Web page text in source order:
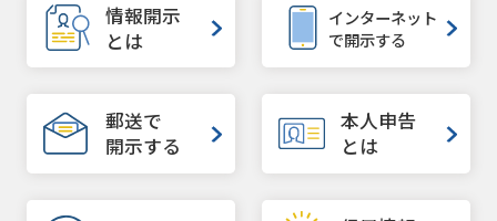
情報開示
とは
インターネット
で開示する
郵送で
開示する
本人申告
とは